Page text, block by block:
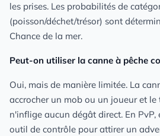
les prises. Les probabilités de
(poisson/déchet/trésor) sont
Chance de la mer.
Peut-on utiliser la canne à pêche
Oui, mais de manière limitée. La
accrocher un mob ou un joueur et le
n'inflige aucun dégât direct. En PvP,
outil de contrôle pour attirer un